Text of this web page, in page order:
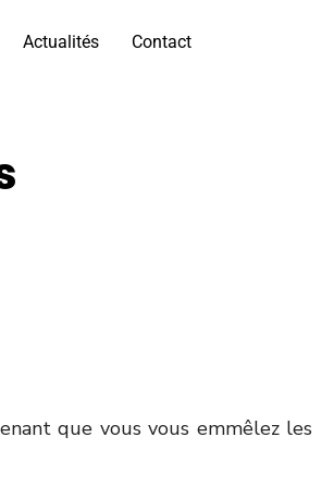
Actualités Contact
que vous vous emmêlez les